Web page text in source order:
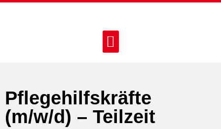
Pflegehilfskräfte
(m/w/d) – Teilzeit